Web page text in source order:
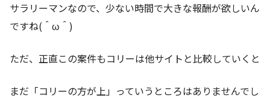
サラリーマンなので、少ない時間で大きな報酬が欲しいん
ですね(＾ω＾)
ただ、正直この案件もコリーは他サイトと比較していくと
まだ「コリーの方が上」っていうところはありませんでし